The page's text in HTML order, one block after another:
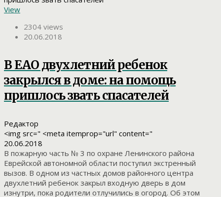
View
2304 views
20.06.2018
В ЕАО двухлетний ребенок
закрылся в доме: на помощь
пришлось звать спасателей
Редактор
<img src=" <meta itemprop="url" content="
20.06.2018
В пожарную часть № 3 по охране Ленинского района
Еврейской автономной области поступил экстренный
вызов. В одном из частных домов районного центра
двухлетний ребенок закрыл входную дверь в дом
изнутри, пока родители отлучились в огород. Об этом